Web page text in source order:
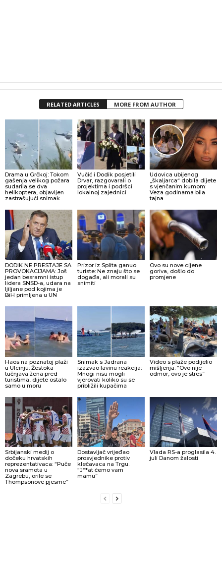
RELATED ARTICLES MORE FROM AUTHOR
Drama u Grčkoj: Tokom
gašenja velikog požara
sudarila se dva
helikoptera, objavljen
zastrašujući snimak
Vučić i Dodik posjetili
Drvar, razgovarali o
projektima i podršci
lokalnoj zajednici
Udovica ubijenog
„škaljarca“ dobila dijete
s vjenčanim kumom:
Veza godinama bila
tajna
DODIK NE PRESTAJE SA
PROVOKACIJAMA: Još
jedan besramni istup
lidera SNSD-a, udara na
ljiljane pod kojima je
BiH primljena u UN
Prizor iz Splita ganuo
turiste: Ne znaju što se
događa, ali morali su
snimiti
Ovo su nove cijene
goriva, došlo do
promjene
Haos na poznatoj plaži
u Ulcinju: Žestoka
tučnjava žena pred
turistima, dijete ostalo
samo u moru
Snimak s Jadrana
izazvao lavinu reakcija:
Mnogi nisu mogli
vjerovati koliko su se
približili kupačima
Video s plaže podijelio
mišljenja: “Ovo nije
odmor, ovo je stres”
Srbijanski medij o
dočeku hrvatskih
reprezentativaca: “Puče
nova sramota u
Zagrebu, orile se
Thompsonove pjesme”
Dostavljač vrijeđao
prosvjednike protiv
klečavaca na Trgu.
“J**at ćemo vam
mamu”
Vlada RS-a proglasila 4.
juli Danom žalosti